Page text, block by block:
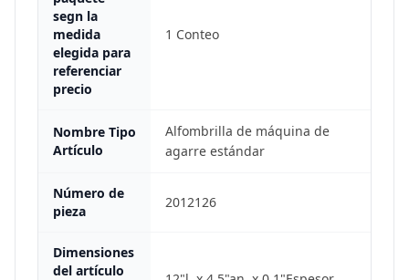
segn la
medida
elegida para
referenciar
precio
1 Conteo
Nombre Tipo
Artículo
Alfombrilla de máquina de
agarre estándar
Número de
pieza
2012126
Dimensiones
del artículo